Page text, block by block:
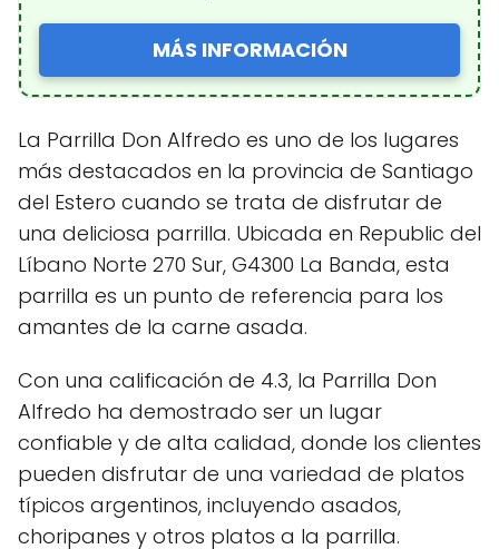
MÁS INFORMACIÓN
La Parrilla Don Alfredo es uno de los lugares
más destacados en la provincia de Santiago
del Estero cuando se trata de disfrutar de
una deliciosa parrilla. Ubicada en Republic del
Líbano Norte 270 Sur, G4300 La Banda, esta
parrilla es un punto de referencia para los
amantes de la carne asada.
Con una calificación de 4.3, la Parrilla Don
Alfredo ha demostrado ser un lugar
confiable y de alta calidad, donde los clientes
pueden disfrutar de una variedad de platos
típicos argentinos, incluyendo asados,
choripanes y otros platos a la parrilla.